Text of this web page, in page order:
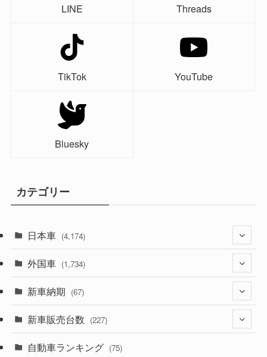
LINE Threads
TikTok YouTube
Bluesky
カテゴリー
日本車 (4,174)
(1,321)
(329)
(526)
外国車 (1,734)
(242)
新車納期 (67)
(28)
(8)
新車販売台数 (227)
(21)
自動車ランキング (75)